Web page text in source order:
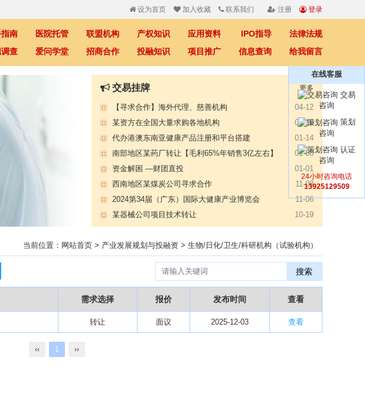
设为首页 加入收藏 联系我们 注册 登录
南 医院托管 联盟机构 产权知识 应用资料 IPO指导
法律法规
查 爱问学堂 招商合作 投融知识 项目推广 信息查询 给我留言
更多
交易挂牌 07-09
【专注投资】城投 交投 建投等国企项目合作
04-12
【寻求合作】海外代理、慈善机构
02-19
某资方在全国大量求购各地机构
01-14
代办港澳东南亚健康产品注册和平台搭建
01-08
南部地区某药厂转让【毛利65%年销售3亿左右】
01-01
资金解困 —财团直投
11-08
西南地区某煤炭公司寻求合作
11-06
2024第34届（广东）国际大健康产业博览会
10-19
某器械公司项目技术转让
10-13
大健康交易中心平台招商
09-27
膝关节修复药物融资计划
09-27
华北某药厂转让（年利有3000多万）
07-09
【专注投资】城投 交投 建投等国企项目合作
当前位置： 网站首页 > 产业发展规划与投融资 > 生物/日化/卫生/科研机构（试验机构）
搜索
需求选择 报价 发布时间 查看
转让 面议 2025-12-03 查看
‹‹ 1 ››
在线客服
交易
咨询
策划
咨询
认证
咨询
24小时咨询电话
13925129509